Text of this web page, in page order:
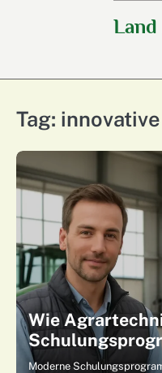
Tag:
Wie
Moderne